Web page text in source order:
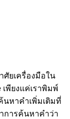
ศัยเครื่องมือใน
เพียงแค่เราพิมพ์
นหาคำเพิ่มเติมที่
ำการค้นหาคำว่า